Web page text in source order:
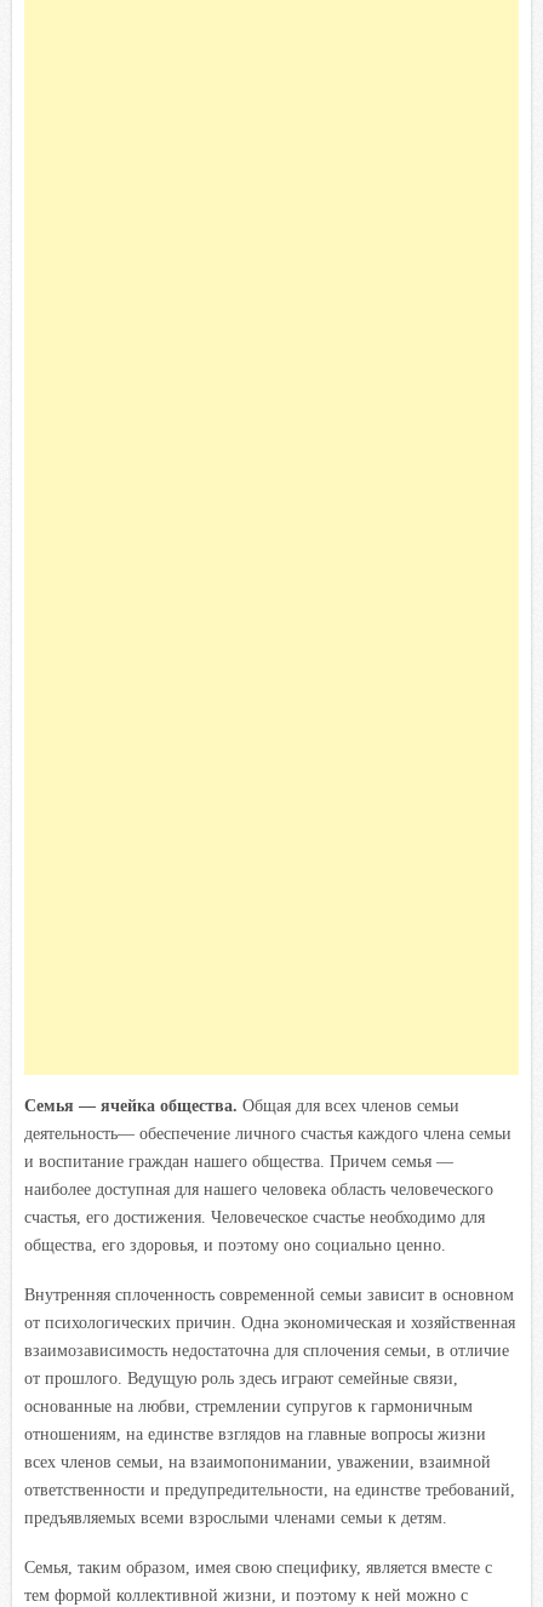
Семья — ячейка общества. Общая для всех членов семьи
деятельность— обеспечение личного счастья каждого члена семьи
и воспитание граждан нашего общества. Причем семья —
наиболее доступная для нашего человека область человеческого
счастья, его достижения. Человеческое счастье необходимо для
общества, его здоровья, и поэтому оно социально ценно.
Внутренняя сплоченность современной семьи зависит в основном
от психологических причин. Одна экономическая и хозяйственная
взаимозависимость недостаточна для сплочения семьи, в отличие
от прошлого. Ведущую роль здесь играют семейные связи,
основанные на любви, стремлении супругов к гармоничным
отношениям, на единстве взглядов на главные вопросы жизни
всех членов семьи, на взаимопонимании, уважении, взаимной
ответственности и предупредительности, на единстве требований,
предъявляемых всеми взрослыми членами семьи к детям.
Семья, таким образом, имея свою специфику, является вместе с
тем формой коллективной жизни, и поэтому к ней можно с